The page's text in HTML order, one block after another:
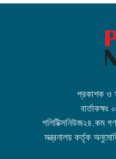
প্রকাশক ও
পলিটিক্সনিউজ২৪.কম
মন্ত্রনালয় কর্তৃক